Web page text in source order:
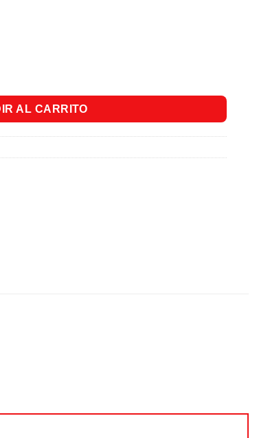
Bolsa x 100 Und. cantidad
AL CARRITO